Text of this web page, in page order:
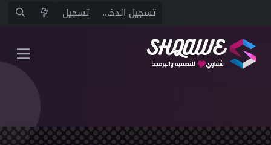
تسجيل الدخول تسجيل